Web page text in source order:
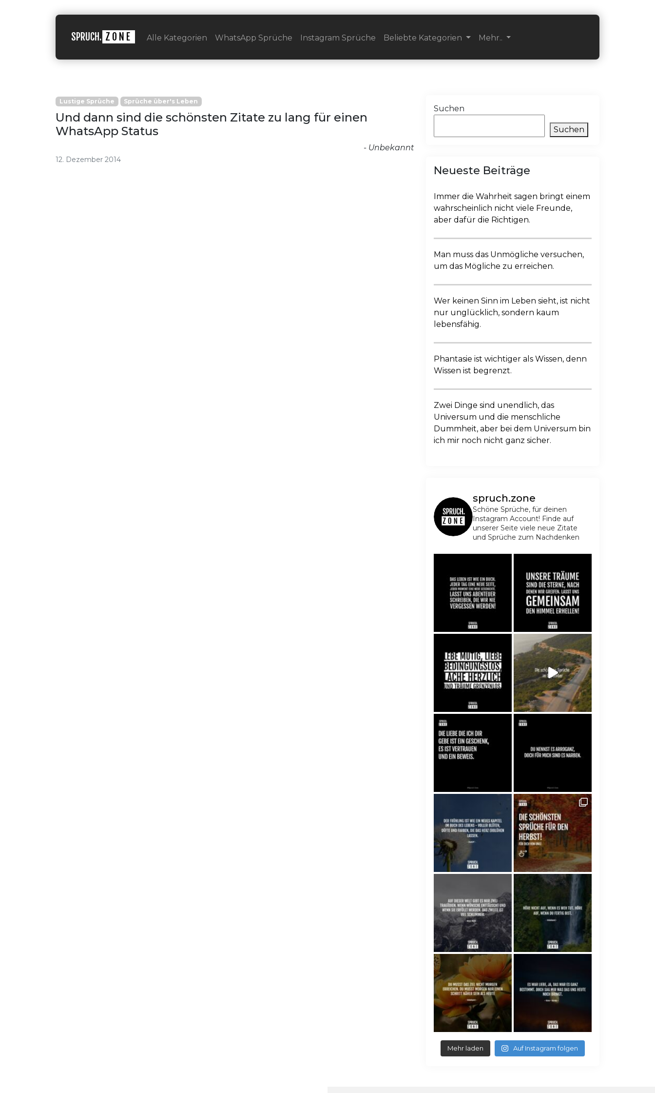
SPRUCH. ZONE Alle Kategorien WhatsApp Sprüche Instagram Sprüche Beliebte Kategorien Mehr..
Lustige Sprüche Sprüche über's Leben
Und dann sind die schönsten Zitate zu lang für einen
WhatsApp Status
- Unbekannt
12. Dezember 2014
Suchen
Suchen
Neueste Beiträge
Immer die Wahrheit sagen bringt einem
wahrscheinlich nicht viele Freunde,
aber dafür die Richtigen.
Man muss das Unmögliche versuchen,
um das Mögliche zu erreichen.
Wer keinen Sinn im Leben sieht, ist nicht
nur unglücklich, sondern kaum
lebensfähig.
Phantasie ist wichtiger als Wissen, denn
Wissen ist begrenzt.
Zwei Dinge sind unendlich, das
Universum und die menschliche
Dummheit, aber bei dem Universum bin
ich mir noch nicht ganz sicher.
spruch.zone
Schöne Sprüche, für deinen
Instagram Account! Finde auf
unserer Seite viele neue Zitate
und Sprüche zum Nachdenken
Mehr laden Auf Instagram folgen